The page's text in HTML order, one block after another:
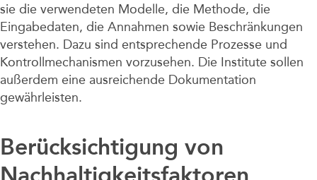
sie die verwendeten Modelle, die Methode, die
Eingabedaten, die Annahmen sowie Beschränkungen
verstehen. Dazu sind entsprechende Prozesse und
Kontrollmechanismen vorzusehen. Die Institute sollen
außerdem eine ausreichende Dokumentation
gewährleisten.
Berücksichtigung von